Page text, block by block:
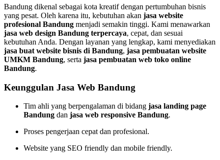
Bandung dikenal sebagai kota kreatif dengan pertumbuhan bisnis
yang pesat. Oleh karena itu, kebutuhan akan jasa website
profesional Bandung menjadi semakin tinggi. Kami menawarkan
jasa web design Bandung terpercaya, cepat, dan sesuai
kebutuhan Anda. Dengan layanan yang lengkap, kami menyediakan
jasa buat website bisnis di Bandung, jasa pembuatan website
UMKM Bandung, serta jasa pembuatan web toko online
Bandung.
Keunggulan Jasa Web Bandung
Tim ahli yang berpengalaman di bidang jasa landing page
Bandung dan jasa web responsive Bandung.
Proses pengerjaan cepat dan profesional.
Website yang SEO friendly dan mobile friendly.